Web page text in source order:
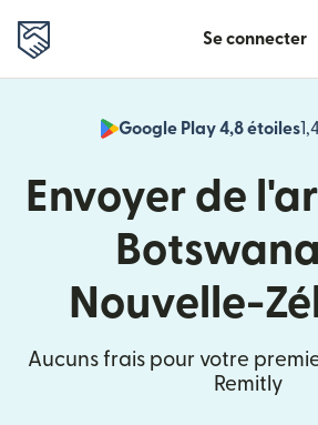
Se connecter
Google Play 4,8 étoiles
Envoyer de
Nouvelle-
Aucuns frais pour votre
Remitly